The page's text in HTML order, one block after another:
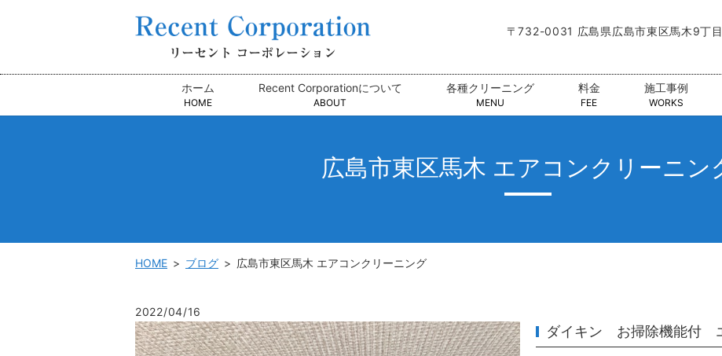
〒732-0031 広島県広島市東区馬木9
ホーム
HOME
Recent Corporationについて
ABOUT
各種クリーニング
MENU
料金
FEE
施工事例
WORKS
広島市東区馬木 エアコンクリーニン
HOME ブログ 広島市東区馬木 エアコンクリーニング
2022/04/16
ダイキン お掃除機能付